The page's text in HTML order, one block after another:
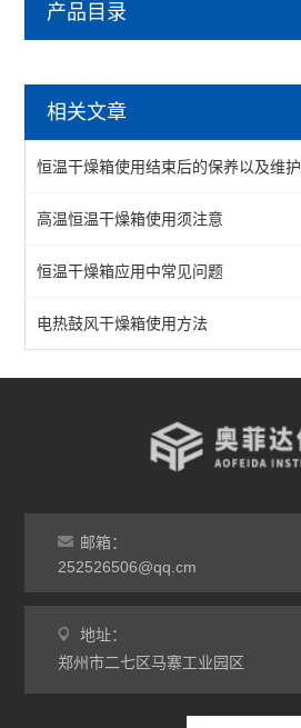
产品目录
鼓风干燥箱
恒温干燥箱
真空干燥箱
不锈钢干燥箱
实验室干燥箱
查看全部 >>
相关文章
恒温干燥箱使用结束后的保养以及维护
高温恒温干燥箱使用须注意
恒温干燥箱应用中常见问题
电热鼓风干燥箱使用方法
邮箱：
252526506@qq.cm
地址：
郑州市二七区马寨工业园区